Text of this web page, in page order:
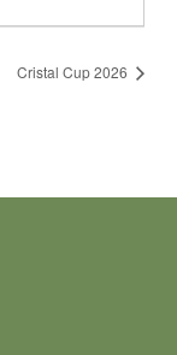
Cristal Cup 2026